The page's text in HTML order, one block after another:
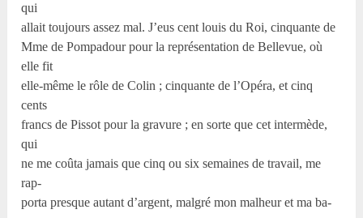
qui
allait toujours assez mal. J’eus cent louis du Roi, cinquante de
Mme de Pompadour pour la représentation de Bellevue, où
elle fit
elle-même le rôle de Colin ; cinquante de l’Opéra, et cinq
cents
francs de Pissot pour la gravure ; en sorte que cet intermède,
qui
ne me coûta jamais que cinq ou six semaines de travail, me
rap-
porta presque autant d’argent, malgré mon malheur et ma ba-